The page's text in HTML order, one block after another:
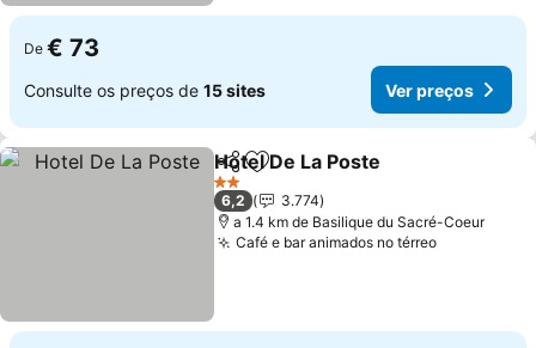
De € 73
Consulte os preços de 15 sites Ver preços
PartilharAdicionar aos favoritos
Hotel De La Poste
2 Estrelas
6,2
3.774
a 1.4 km de Basilique du Sacré-Coeur
Café e bar animados no térreoVer preços